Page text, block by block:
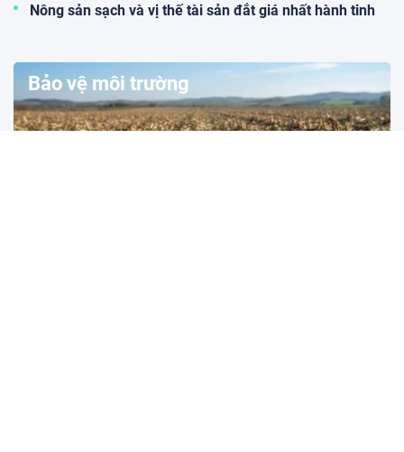
Nông sản sạch và vị thế tài sản đắt giá nhất hành tinh
Bảo vệ môi trường